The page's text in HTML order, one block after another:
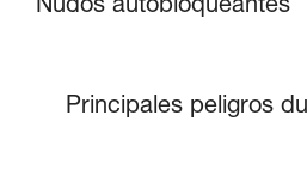
Nudos autobloqueantes
Principales peligros